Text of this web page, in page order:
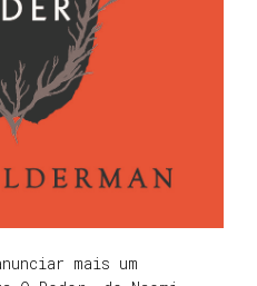
mais um